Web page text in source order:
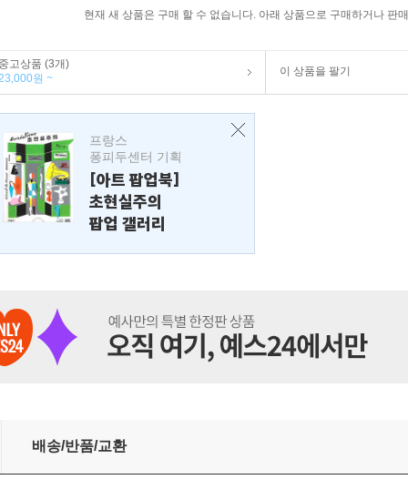
현재 새 상품은 구매 할 수 없습니다. 아래 상품으로 구매하거나 판
고상품 (3개)
원 ~
이 상품을 팔기
프랑스
퐁피두센터 기획
[아트 팝업북]
초현실주의
팝업 갤러리
배송/반품/교환